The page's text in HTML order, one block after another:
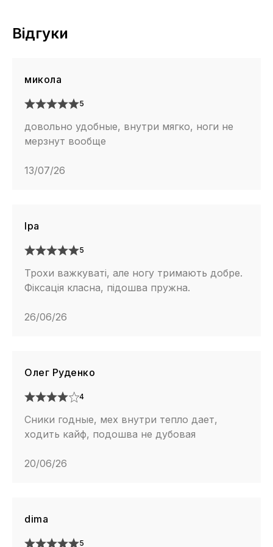
Відгуки
микола
5
довольно удобные, внутри мягко, ноги не
мерзнут вообще
13/07/26
Іра
5
Трохи важкуваті, але ногу тримають добре.
Фіксація класна, підошва пружна.
26/06/26
Олег Руденко
4
Сники годные, мех внутри тепло дает,
ходить кайф, подошва не дубовая
20/06/26
dima
5